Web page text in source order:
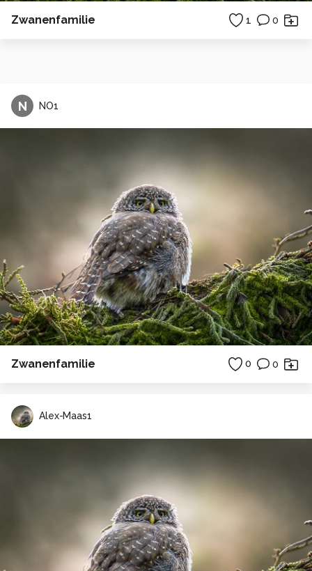
Zwanenfamilie 1 0
N NO1
Zwanenfamilie 0 0
Alex-Maas1